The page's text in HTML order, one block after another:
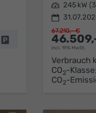
Fahrzeug parken
Leistung 245 kW
incl. 19% MwSt.
67.210,– €
Verbrauch
CO2-Klasse:
CO2-